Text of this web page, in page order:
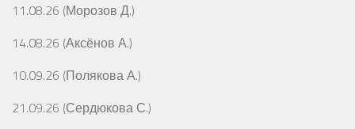
11.08.26 (Морозов Д.)
14.08.26 (Аксёнов А.)
10.09.26 (Полякова А.)
21.09.26 (Сердюкова С.)